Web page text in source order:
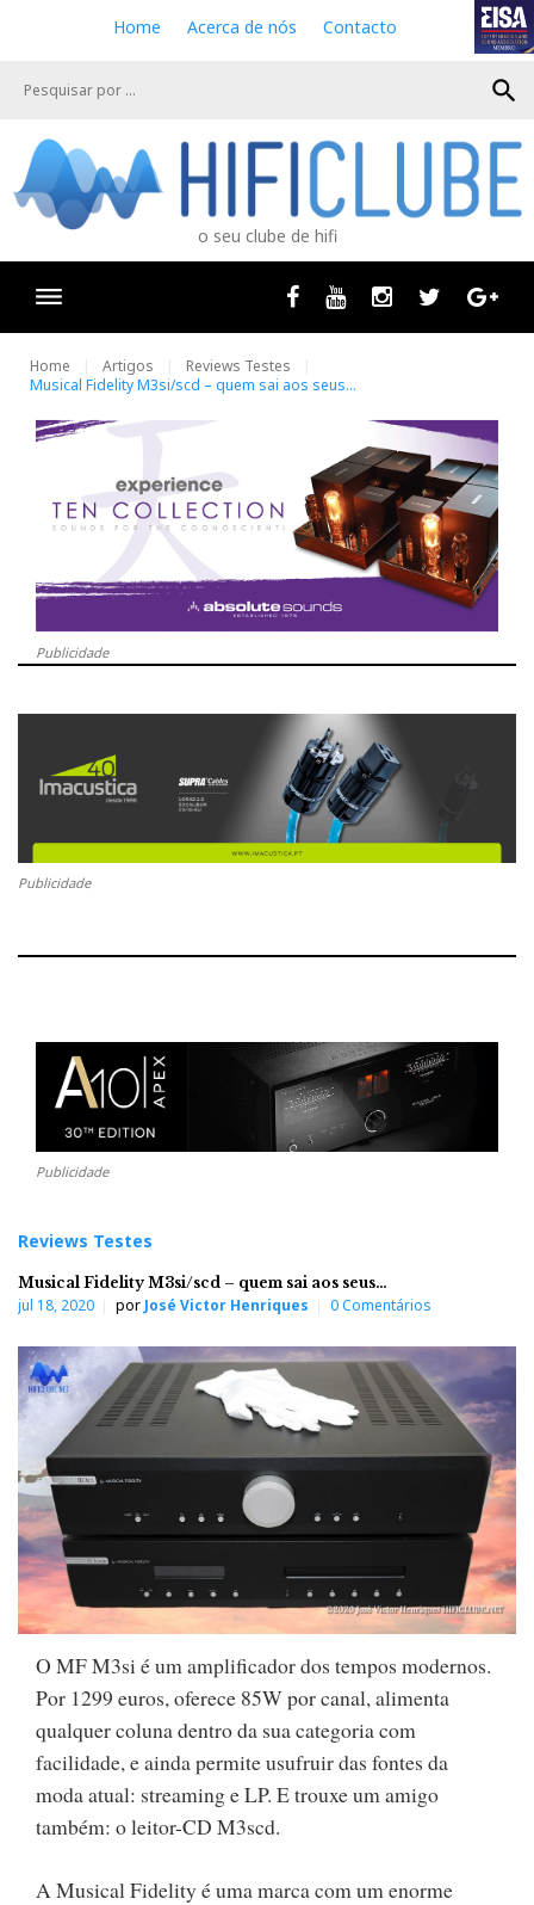
e
Home Acerca de nós Contacto
search
o seu clube de hifi
Facebook
Youtube InstagramTwitter
Home Artigos
Reviews Testes
Musical Fidelity M3si/scd – quem sai aos seus…
Publicidade
Publicidade
Publicidade
Reviews Testes
Musical Fidelity M3si/scd – quem sai aos seus…
jul 18, 2020 por José Victor Henriques 0 Comentários
O MF M3si é um amplificador dos tempos modernos.
Por 1299 euros, oferece 85W por canal, alimenta
qualquer coluna dentro da sua categoria com
facilidade, e ainda permite usufruir das fontes da
moda atual: streaming e LP. E trouxe um amigo
também: o leitor-CD M3scd.
A Musical Fidelity é uma marca com um enorme